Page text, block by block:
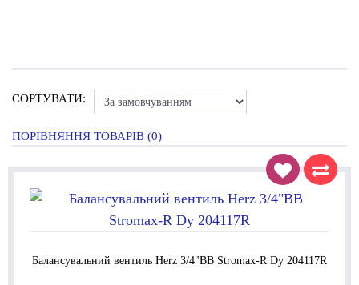
СОРТУВАТИ:
ПОРІВНЯННЯ ТОВАРІВ (0)
Балансувальний вентиль Herz 3/4"ВВ Stromax-R Dy 204117R